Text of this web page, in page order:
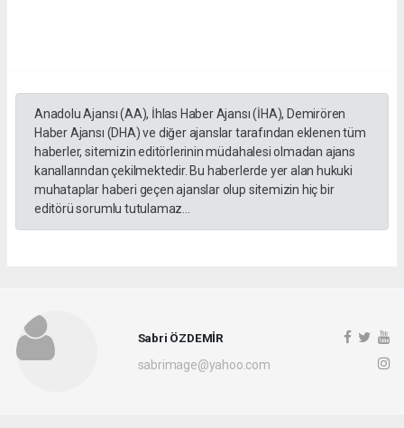
Anadolu Ajansı (AA), İhlas Haber Ajansı (İHA), Demirören
Haber Ajansı (DHA) ve diğer ajanslar tarafından eklenen tüm
haberler, sitemizin editörlerinin müdahalesi olmadan ajans
kanallarından çekilmektedir. Bu haberlerde yer alan hukuki
muhataplar haberi geçen ajanslar olup sitemizin hiç bir
editörü sorumlu tutulamaz...
Sabri ÖZDEMİR
sabrimage@yahoo.com